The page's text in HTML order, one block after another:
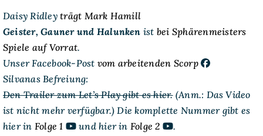
Daisy Ridleyträgt Mark Hamill
Geister, Gauner und Halunken ist bei Sphärenmeisters
Spiele auf Vorrat.
Unser Facebook-Post vom arbeitenden Scorp
Silvanas Befreiung:
Den Trailer zum Let’s Play gibt es hier.(Anm.: Das Video
ist nicht mehr verfügbar.) Die komplette Nummer gibt es
hier in Folge 1 und hier in Folge 2
.